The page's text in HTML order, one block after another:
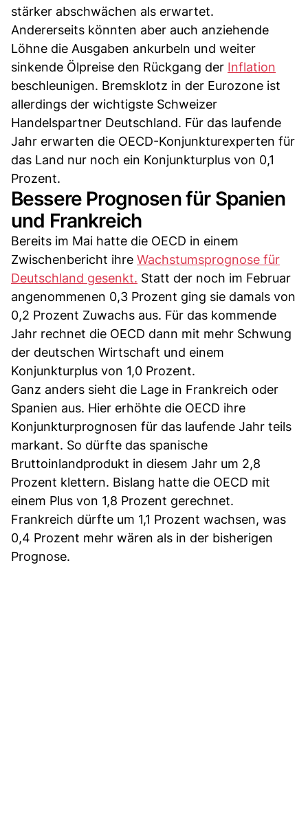
stärker abschwächen als erwartet.
Andererseits könnten aber auch anziehende
Löhne die Ausgaben ankurbeln und weiter
sinkende Ölpreise den Rückgang der Inflation
beschleunigen. Bremsklotz in der Eurozone ist
allerdings der wichtigste Schweizer
Handelspartner Deutschland. Für das laufende
Jahr erwarten die OECD-Konjunkturexperten für
das Land nur noch ein Konjunkturplus von 0,1
Prozent.
Bessere Prognosen für Spanien
und Frankreich
Bereits im Mai hatte die OECD in einem
Zwischenbericht ihre Wachstumsprognose für
Deutschland gesenkt. Statt der noch im Februar
angenommenen 0,3 Prozent ging sie damals von
0,2 Prozent Zuwachs aus. Für das kommende
Jahr rechnet die OECD dann mit mehr Schwung
der deutschen Wirtschaft und einem
Konjunkturplus von 1,0 Prozent.
Ganz anders sieht die Lage in Frankreich oder
Spanien aus. Hier erhöhte die OECD ihre
Konjunkturprognosen für das laufende Jahr teils
markant. So dürfte das spanische
Bruttoinlandprodukt in diesem Jahr um 2,8
Prozent klettern. Bislang hatte die OECD mit
einem Plus von 1,8 Prozent gerechnet.
Frankreich dürfte um 1,1 Prozent wachsen, was
0,4 Prozent mehr wären als in der bisherigen
Prognose.